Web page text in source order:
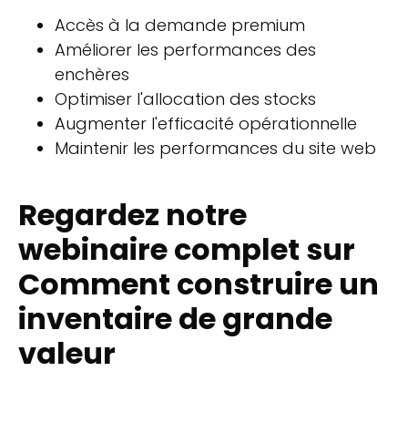
Accès à la demande premium
Améliorer les performances des
enchères
Optimiser l'allocation des stocks
Augmenter l'efficacité opérationnelle
Maintenir les performances du site web
Regardez notre
webinaire complet sur
Comment construire un
inventaire de grande
valeur